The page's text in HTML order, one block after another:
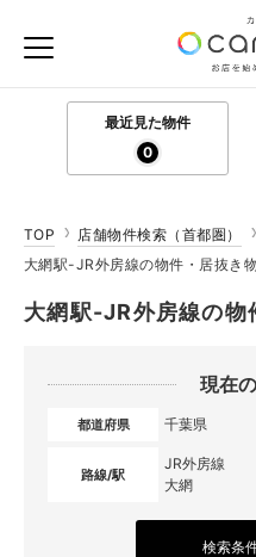
最近見た物件
0
TOP
店舗物件検索（首都圏）
大網駅-JR外房線の物件・居抜き
大網駅-JR外房線の物
現在
都道府県 千葉県
路線/駅
JR外房線
大網
検索条